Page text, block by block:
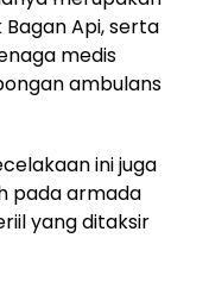
Api, serta
medis
ambulans
ini juga
pada armada
yang ditaksir